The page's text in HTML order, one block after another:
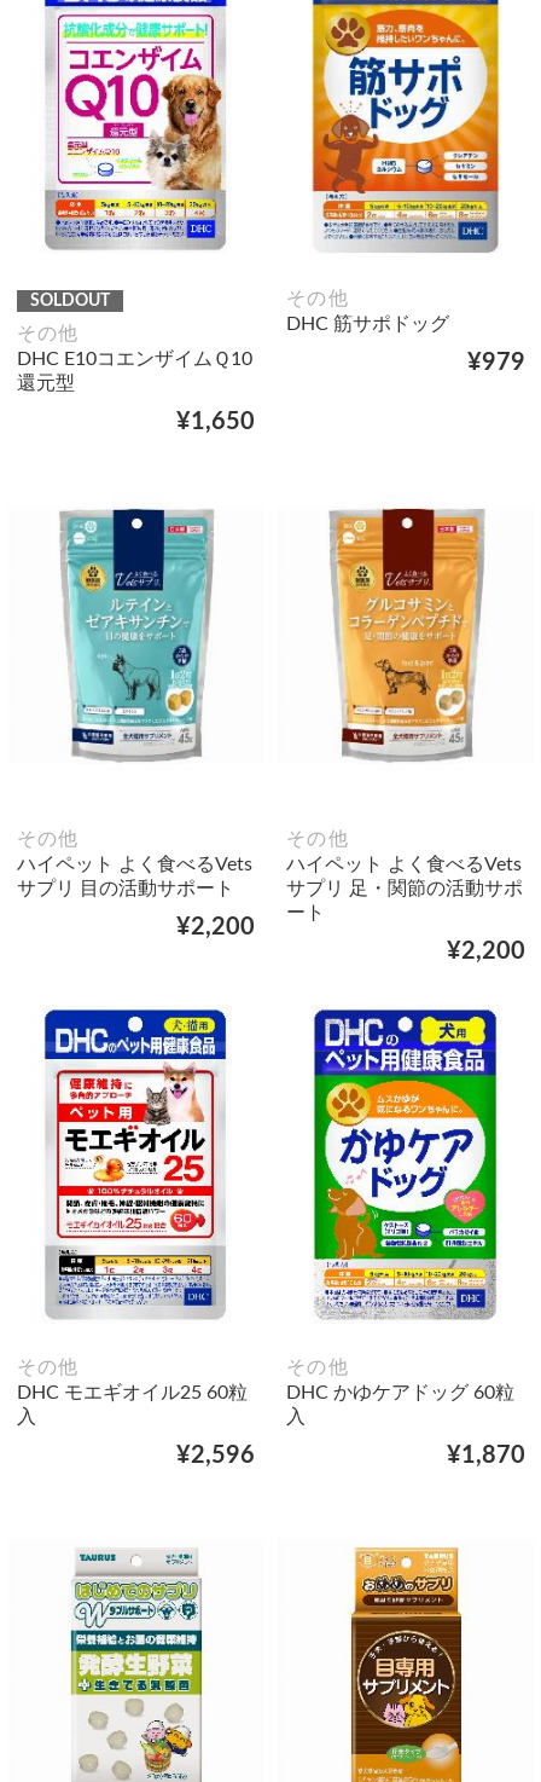
SOLDOUT
その他
DHC E10コエンザイムＱ10
還元型
¥1,650
その他
DHC 筋サポドッグ
¥979
その他
ハイペット よく食べるVets
サプリ 目の活動サポート
¥2,200
その他
ハイペット よく食べるVets
サプリ 足・関節の活動サポ
ート
¥2,200
その他
DHC モエギオイル25 60粒
入
¥2,596
その他
DHC かゆケアドッグ 60粒
入
¥1,870